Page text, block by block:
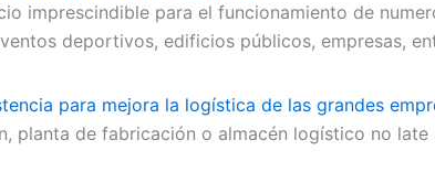
imprescindible para el funcionamiento de
deportivos, edificios públicos, empresas,
para mejora la logística de las grandes
planta de fabricación o almacén logístico no